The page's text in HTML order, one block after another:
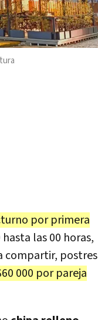
por primera
hasta las 00 horas,
compartir, postres
000 por pareja